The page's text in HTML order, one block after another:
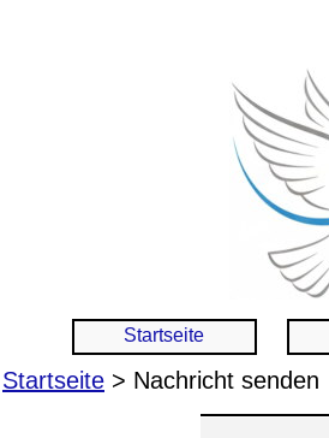
Startseite
Startseite > Nachricht senden